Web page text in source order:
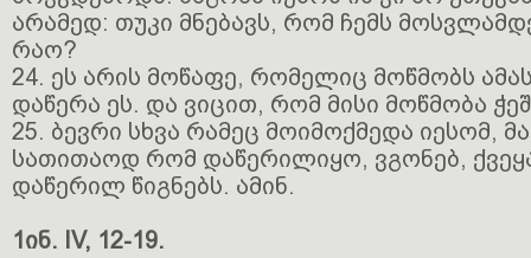
არამედ: თუკი მნებავს, რომ ჩემს
რაო?
24. ეს არის მოწაფე, რომელიც მოწმობს
დაწერა ეს. და ვიცით, რომ მისი მოწმობა
25. ბევრი სხვა რამეც მოიმოქმედა იესომ,
სათითაოდ რომ დაწერილიყო, ვგონებ,
დაწერილ წიგნებს. ამინ.
1ინ. IV, 12-19.